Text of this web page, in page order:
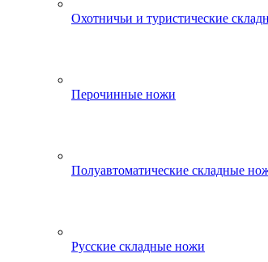
Охотничьи и туристические
Перочинные ножи
Полуавтоматические складные
Русские складные ножи